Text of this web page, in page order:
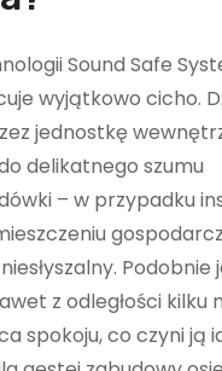
Sound Safe
wyjątkowo cicho.
jednostkę
delikatnego szumu
– w przypadku
Podobnie
z odległości kilku
spokoju, co czyni ją